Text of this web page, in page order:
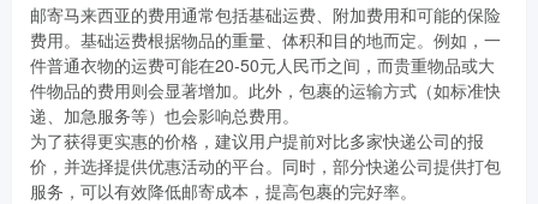
邮寄马来西亚的费用通常包括基础运费、附加费用和可能的保险
费用。基础运费根据物品的重量、体积和目的地而定。例如，一
件普通衣物的运费可能在20-50元人民币之间，而贵重物品或大
件物品的费用则会显著增加。此外，包裹的运输方式（如标准快
递、加急服务等）也会影响总费用。
为了获得更实惠的价格，建议用户提前对比多家快递公司的报
价，并选择提供优惠活动的平台。同时，部分快递公司提供打包
服务，可以有效降低邮寄成本，提高包裹的完好率。